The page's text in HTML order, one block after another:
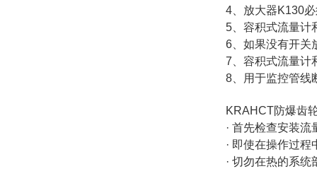
4、放大器K130
5、容积式流量计
6、如果没有开关
7、容积式流量计
8、用于监控管线
KRAHCT防爆齿
· 首先检查安装
· 即使在操作过
· 切勿在热的系